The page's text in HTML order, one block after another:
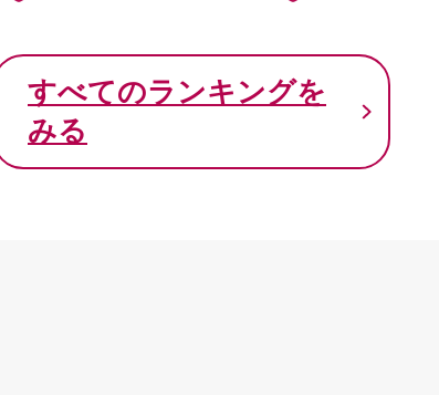
すべてのランキングを
みる